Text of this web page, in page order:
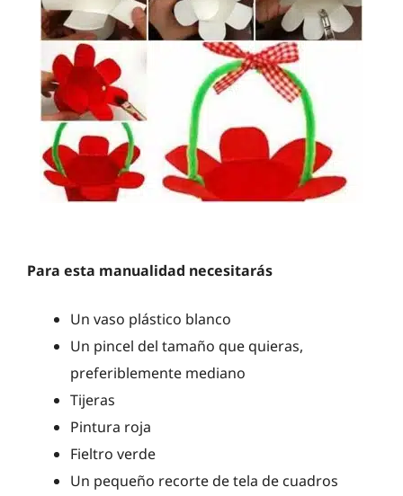
Para esta manualidad necesitarás
Un vaso plástico blanco
Un pincel del tamaño que quieras,
preferiblemente mediano
Tijeras
Pintura roja
Fieltro verde
Un pequeño recorte de tela de cuadros